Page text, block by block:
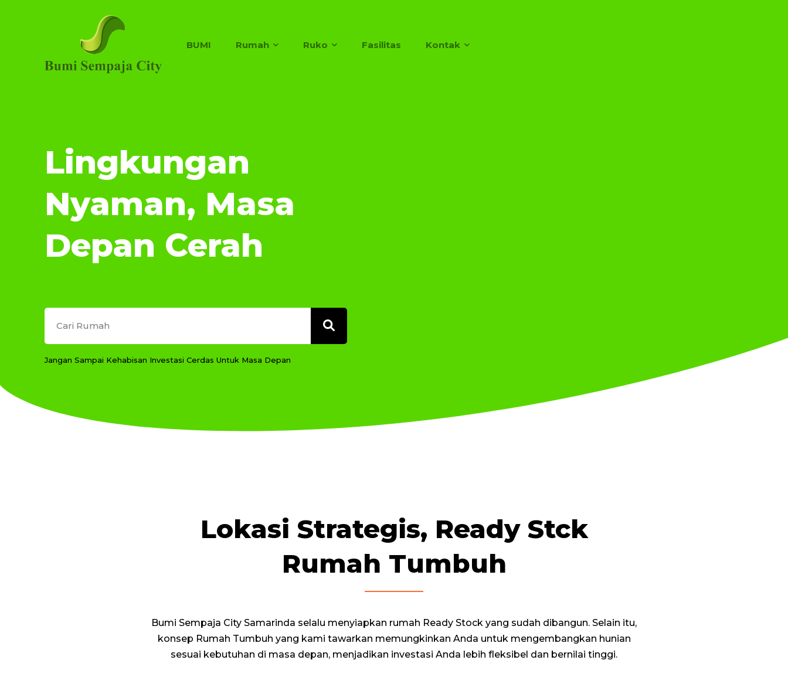
BUMI Rumah Ruko Fasilitas Kontak
Lingkungan
Nyaman, Masa
Depan Cerah
Cari Rumah
Jangan Sampai Kehabisan Investasi Cerdas Untuk Masa Depan
Lokasi Strategis, Ready Stck
Rumah Tumbuh
Bumi Sempaja City Samarinda selalu menyiapkan rumah Ready Stock yang sudah dibangun. Selain itu,
konsep Rumah Tumbuh yang kami tawarkan memungkinkan Anda untuk mengembangkan hunian
sesuai kebutuhan di masa depan, menjadikan investasi Anda lebih fleksibel dan bernilai tinggi.